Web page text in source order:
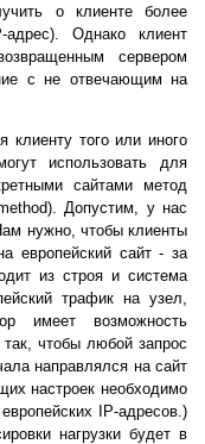
о клиенте более
Однако клиент
сервером
с не отвечающим на
клиенту того или иного
использовать для
сайтами метод
Допустим, у нас
нужно, чтобы клиенты
европейский сайт - за
из строя и система
трафик на узел,
имеет возможность
так, чтобы любой запрос
направлялся на сайт
настроек необходимо
IP-адресов.)
нагрузки будет в